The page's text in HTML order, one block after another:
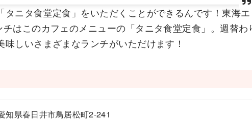
ニタ食堂定食」をいただくことができるんです！東海
はこのカフェのメニューの「タニタ食堂定食」。週替わ
しいさまざまなランチがいただけます！
知県春日井市鳥居松町2-241